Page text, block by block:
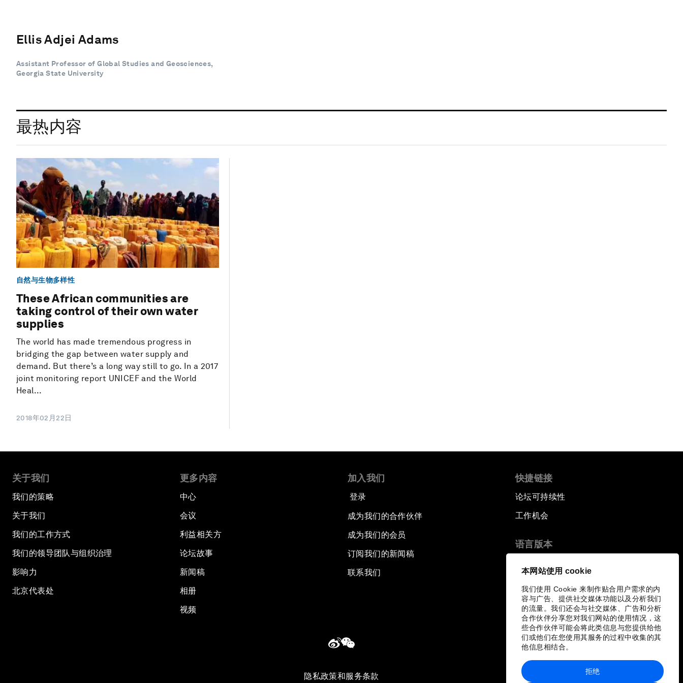
本网站使用 cookie
我们使用 Cookie 来制作贴合用户需求的内
容与广告、提供社交媒体功能以及分析我们
的流量。我们还会与社交媒体、广告和分析
合作伙伴分享您对我们网站的使用情况，这
些合作伙伴可能会将此类信息与您提供给他
们或他们在您使用其服务的过程中收集的其
他信息相结合。
拒绝
Ellis Adjei Adams
Assistant Professor of Global Studies and Geosciences,
Georgia State University
最热内容
自然与生物多样性
These African communities are
taking control of their own water
supplies
The world has made tremendous progress in
bridging the gap between water supply and
demand. But there’s a long way still to go. In a 2017
joint monitoring report UNICEF and the World
Heal...
2018年02月22日
关于我们
我们的策略
关于我们
我们的工作方式
我们的领导团队与组织治理
影响力
北京代表处
更多内容
中心
会议
利益相关方
论坛故事
新闻稿
相册
视频
加入我们
登录
成为我们的合作伙伴
成为我们的会员
订阅我们的新闻稿
联系我们
快捷链接
论坛可持续性
工作机会
语言版本
隐私政策和服务条款